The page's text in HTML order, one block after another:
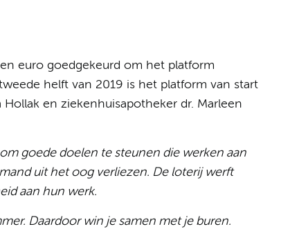
euro goedgekeurd om het platform
helft van 2019 is het platform van start
en ziekenhuisapotheker dr. Marleen
goede doelen te steunen die werken aan
uit het oog verliezen. De loterij werft
aan hun werk.
Daardoor win je samen met je buren.